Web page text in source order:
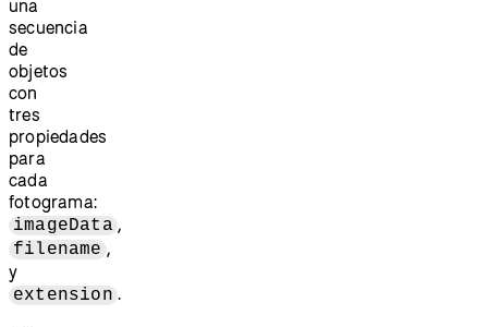
una
secuencia
de
objetos
con
tres
propiedades
para
cada
fotograma:
imageData ,
filename ,
y
extension .